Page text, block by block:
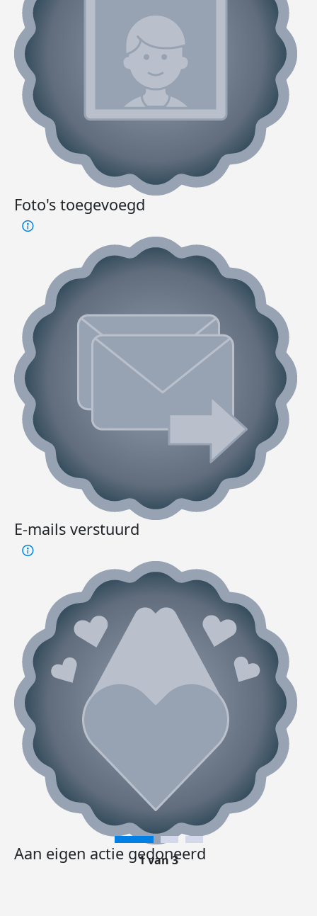
Foto's toegevoegd
E-mails verstuurd
Aan eigen actie gedoneerd
1 van 3